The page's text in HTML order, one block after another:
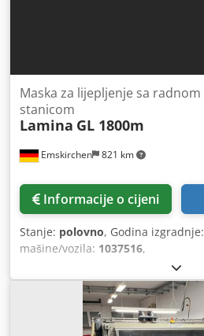
Emskirchen 821 km
Maska za lijepljenje sa radnom
stanicom
Lamina GL 1800m
Informacije o cijeni
Stanje: polovno, Godina izgradnje:
mašine/vozila: 1037516,